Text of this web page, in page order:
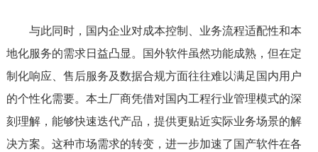
与此同时，国内企业对成本控制、业务流程适配性和本
地化服务的需求日益凸显。国外软件虽然功能成熟，但在定
制化响应、售后服务及数据合规方面往往难以满足国内用户
的个性化需要。本土厂商凭借对国内工程行业管理模式的深
刻理解，能够快速迭代产品，提供更贴近实际业务场景的解
决方案。这种市场需求的转变，进一步加速了国产软件在各